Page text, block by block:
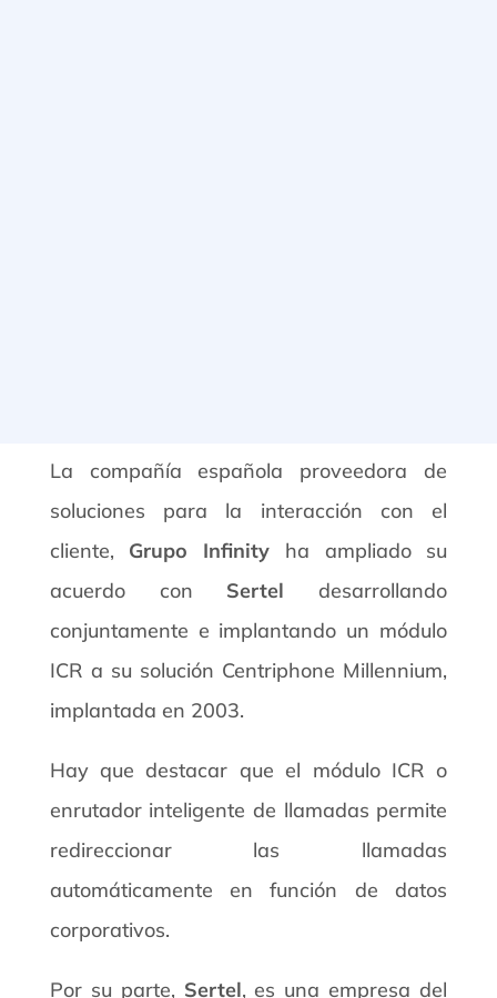
La compañía española proveedora de
soluciones para la interacción con el
cliente, Grupo Infinity ha ampliado su
acuerdo con Sertel desarrollando
conjuntamente e implantando un módulo
ICR a su solución Centriphone Millennium,
implantada en 2003.
Hay que destacar que el módulo ICR o
enrutador inteligente de llamadas permite
redireccionar las llamadas
automáticamente en función de datos
corporativos.
Por su parte, Sertel, es una empresa del